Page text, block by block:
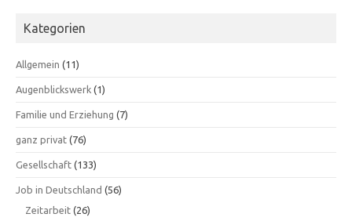
Kategorien
Allgemein (11)
Augenblickswerk (1)
Familie und Erziehung (7)
ganz privat (76)
Gesellschaft (133)
Job in Deutschland (56)
Zeitarbeit (26)